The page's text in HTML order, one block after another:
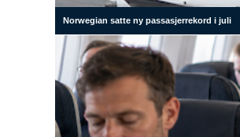
Norwegian satte ny passasjerrekord i juli